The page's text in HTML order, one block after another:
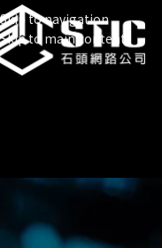
Skip to navigation
Skip to main content